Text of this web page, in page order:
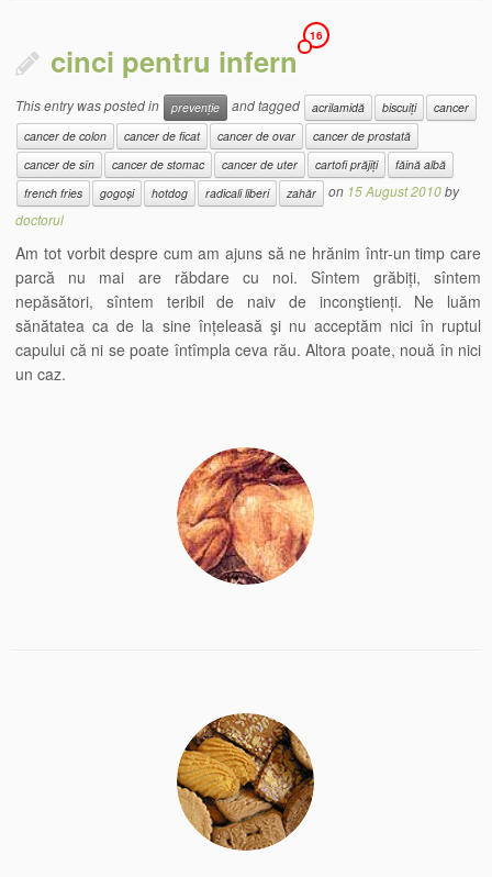
cinci pentru infern
16
This entry was posted in prevenție and tagged acrilamidă biscuiți
cancer
cancer de colon
cancer de ficat cancer de ovar
cancer de prostată
cancer de sîn
cancer de stomac cancer de uter cartofi prăjiți
făină albă
french fries
gogoși hotdog radicali liberi zahăr on 15 August 2010by
doctorul
Am tot vorbit despre cum am ajuns să ne hrănim într-un timp care
parcă nu mai are răbdare cu noi. Sîntem grăbiți, sîntem
nepăsători, sîntem teribil de naiv de inconştienți. Ne luăm
sănătatea ca de la sine înțeleasă şi nu acceptăm nici în ruptul
capului că ni se poate întîmpla ceva rău. Altora poate, nouă în nici
un caz.